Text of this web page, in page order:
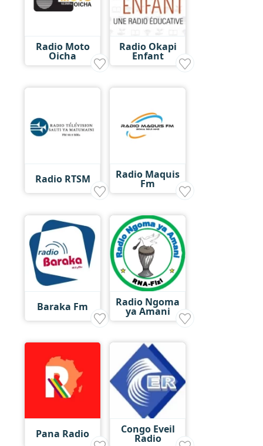
Radio Moto
Oicha
Radio Okapi
Enfant
Radio RTSM Radio Maquis
Fm
Baraka Fm Radio Ngoma
ya Amani
Pana Radio Congo Eveil
Radio